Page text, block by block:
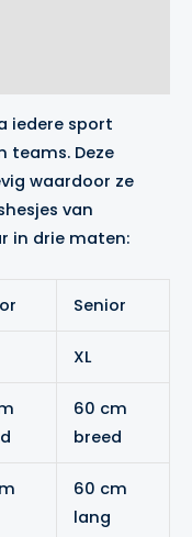
iedere sport
teams. Deze
waardoor ze
van
in drie maten:
Senior
XL
60 cm
breed
60 cm
lang